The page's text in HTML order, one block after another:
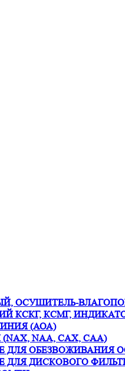
ОСУШИТЕЛЬ-
КСКГ, КСМГ,
(АОА)
NAA, CAX, CAA)
ОБЕЗВОЖИВАНИЯ
ДИСКОВОГО